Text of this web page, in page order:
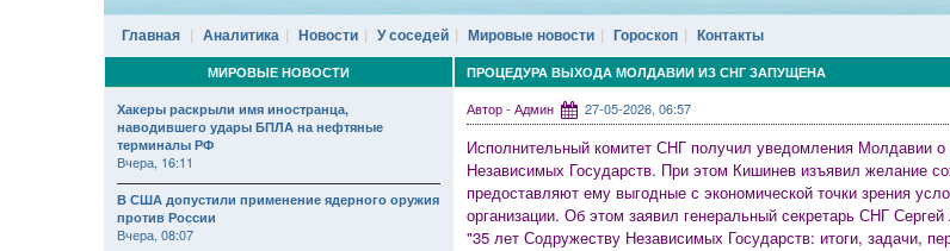
Главная Аналитика Новости У соседей Мировые новости Гороскоп Контакты
ПРОЦЕДУРА ВЫХОДА МОЛДАВИИ ИЗ СНГ ЗАПУЩЕНА
Автор - Админ 27-05-2026, 06:57
Исполнительный комитет СНГ получил уведомления Молдавии
Независимых Государств. При этом Кишинев изъявил желание
предоставляют ему выгодные с экономической точки зрения
организации. Об этом заявил генеральный секретарь СНГ
"35 лет Содружеству Независимых Государств: итоги, задачи,
МИРОВЫЕ НОВОСТИ
Хакеры раскрыли имя иностранца,
наводившего удары БПЛА на нефтяные
терминалы РФ
Вчера, 16:11
В США допустили применение ядерного оружия
против России
Вчера, 08:07